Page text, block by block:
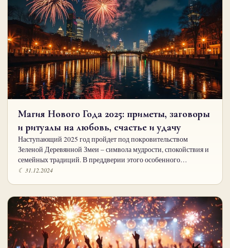
Магия Нового Года 2025: приметы, заговоры
и ритуалы на любовь, счастье и удачу
Наступающий 2025 год пройдет под покровительством
Зеленой Деревянной Змеи – символа мудрости, спокойствия и
семейных традиций. В преддверии этого особенного…
☾ 31.12.2024